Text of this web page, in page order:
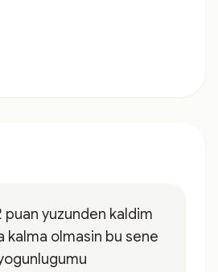
puan yuzunden kaldim
kalma olmasin bu sene